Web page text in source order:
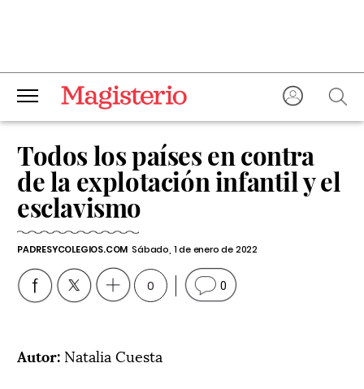
Todos los países en contra
de la explotación infantil y el
esclavismo
PADRESYCOLEGIOS.COM Sábado, 1 de enero de 2022
0 0
Autor: Natalia Cuesta